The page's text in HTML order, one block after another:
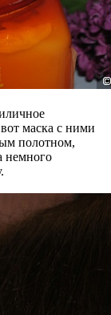
маска с ними
полотном,
немного